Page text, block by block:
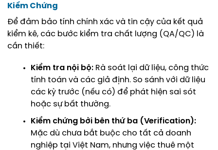
Kiểm Chứng
Để đảm bảo tính chính xác và tin cậy của kết quả
kiểm kê, các bước kiểm tra chất lượng (QA/QC) là
cần thiết:
Kiểm tra nội bộ: Rà soát lại dữ liệu, công thức
tính toán và các giả định. So sánh với dữ liệu
các kỳ trước (nếu có) để phát hiện sai sót
hoặc sự bất thường.
Kiểm chứng bởi bên thứ ba (Verification):
Mặc dù chưa bắt buộc cho tất cả doanh
nghiệp tại Việt Nam, nhưng việc thuê một